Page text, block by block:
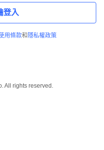
登入
用條款和 隱私權政策
All rights reserved.